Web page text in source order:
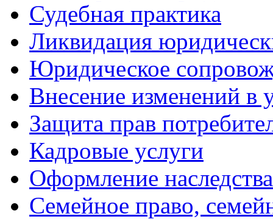
Судебная практика
Ликвидация
Юридическое
Внесение изменений в
Защита прав
Кадровые услуги
Оформление наследства
Семейное право,